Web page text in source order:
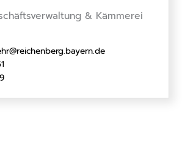
& Kämmerei